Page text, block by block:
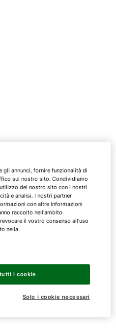
gli annunci, fornire funzionalità di
sul nostro sito. Condividiamo
del nostro sito con i nostri
e analisi. I nostri partner
con altre informazioni
raccolto nell'ambito
il vostro consenso all'uso
nella
Solo i cookie necessari
i cookie